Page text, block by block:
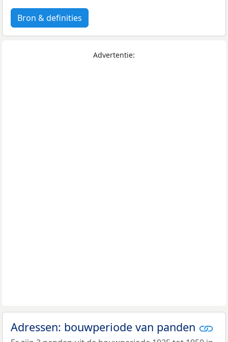
Bron & definities
Advertentie:
Adressen: bouwperiode van panden